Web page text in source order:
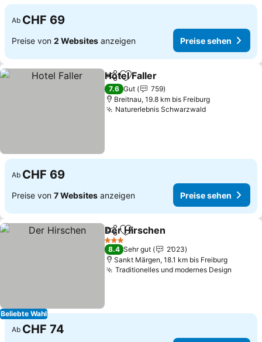
Ab CHF 69
Preise von 2 Websites anzeigen Preise sehen
TeilenZu Favoriten hinzufügen
Hotel Faller
7.6 Gut
759
Breitnau, 19.8 km bis Freiburg
Naturerlebnis SchwarzwaldPreise sehen
Ab CHF 69
Preise von 7 Websites anzeigen Preise sehen
Beliebte Wahl
TeilenZu Favoriten hinzufügen
Der Hirschen
3 Sterne
8.4 Sehr gut
2’023
Sankt Märgen, 18.1 km bis Freiburg
Traditionelles und modernes Design
Ab CHF 74